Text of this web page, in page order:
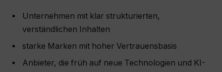
Unternehmen mit klar strukturierten,
verständlichen Inhalten
starke Marken mit hoher Vertrauensbasis
Anbieter, die früh auf neue Technologien und KI-